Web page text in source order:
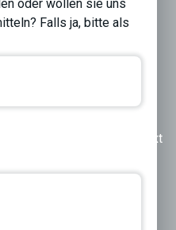
oder wollen sie uns
Falls ja, bitte als
Next